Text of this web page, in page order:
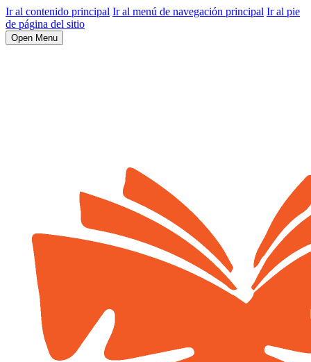
Ir al contenido principal Ir al menú de navegación principal Ir al pie
de página del sitio
Open Menu